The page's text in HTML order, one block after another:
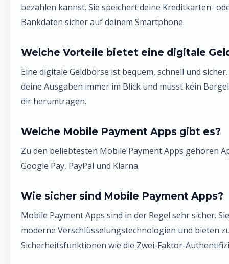
bezahlen kannst. Sie speichert deine Kreditkarten-
Bankdaten sicher auf deinem Smartphone.
Welche Vorteile bietet eine digitale
Eine digitale Geldbörse ist bequem, schnell und
deine Ausgaben immer im Blick und musst kein
dir herumtragen.
Welche Mobile Payment Apps gibt es?
Zu den beliebtesten Mobile Payment Apps gehören
Google Pay, PayPal und Klarna.
Wie sicher sind Mobile Payment Apps?
Mobile Payment Apps sind in der Regel sehr sicher.
moderne Verschlüsselungstechnologien und bieten
Sicherheitsfunktionen wie die Zwei-Faktor-